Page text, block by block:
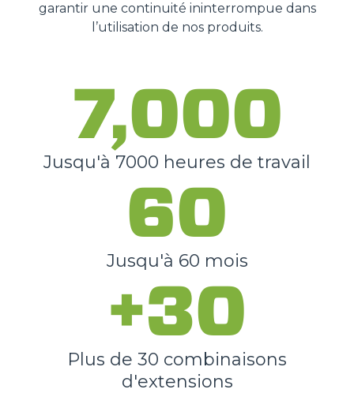
garantir une continuité ininterrompue dans
l’utilisation de nos produits.
7,000
Jusqu'à 7000 heures de travail
60
Jusqu'à 60 mois
+30
Plus de 30 combinaisons
d'extensions